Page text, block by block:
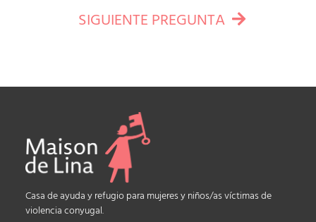
SIGUIENTE PREGUNTA
Casa de ayuda y refugio para mujeres y niños/as víctimas de
violencia conyugal.